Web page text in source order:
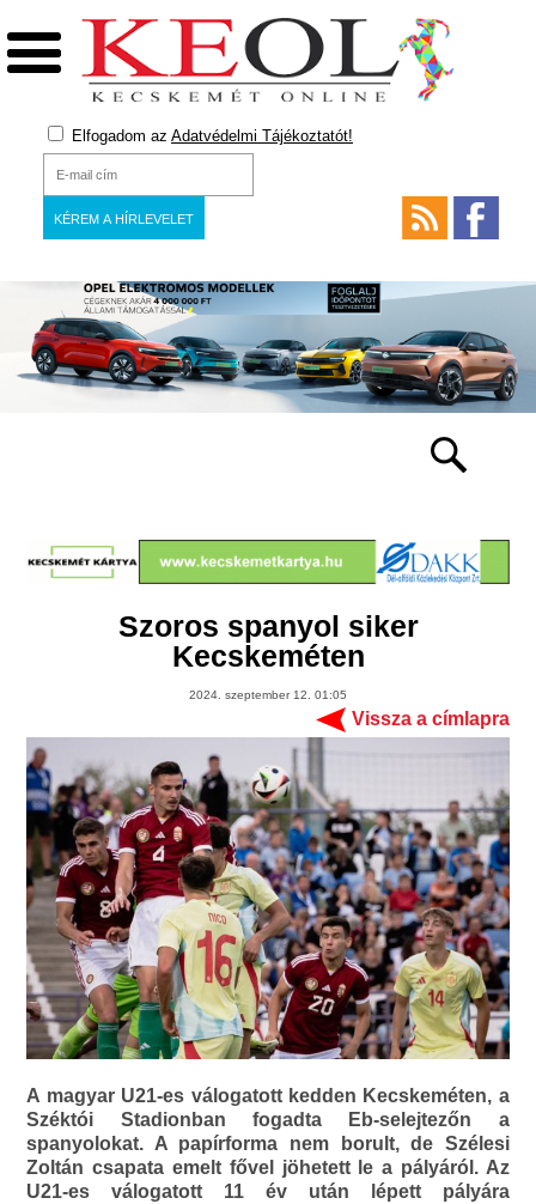
Elfogadom az Adatvédelmi Tájékoztatót!
Szoros spanyol siker
Kecskeméten
2024. szeptember 12. 01:05
Vissza a címlapra
A magyar U21-es válogatott kedden Kecskeméten, a
Széktói Stadionban fogadta Eb-selejtezőn a
spanyolokat. A papírforma nem borult, de Szélesi
Zoltán csapata emelt fővel jöhetett le a pályáról. Az
U21-es válogatott 11 év után lépett pályára